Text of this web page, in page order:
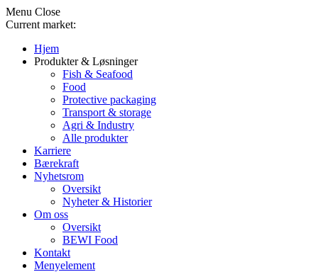
Menu Close
Current market:
Hjem
Produkter & Løsninger
Fish & Seafood
Food
Protective packaging
Transport & storage
Agri & Industry
Alle produkter
Karriere
Bærekraft
Nyhetsrom
Oversikt
Nyheter & Historier
Om oss
Oversikt
BEWI Food
Kontakt
Menyelement